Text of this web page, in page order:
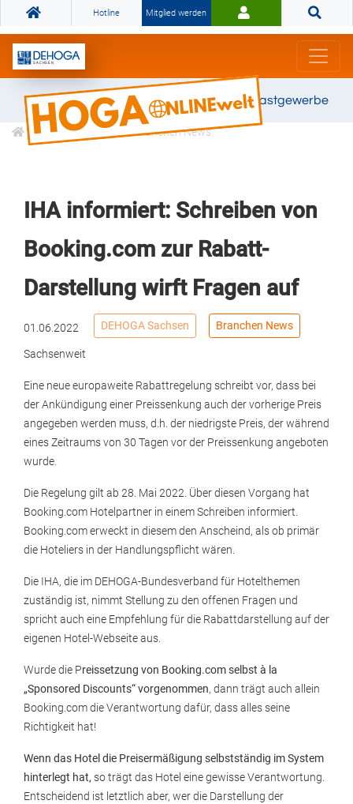
Hotline Mitglied werden
Gemeinsam stark für das Gastgewerbe
Informationen Branchen News
IHA informiert: Schreiben von
Booking.com zur Rabatt-
Darstellung wirft Fragen auf
01.06.2022 DEHOGA Sachsen Branchen News
Sachsenweit
Eine neue europaweite Rabattregelung schreibt vor, dass bei
der Ankündigung einer Preissenkung auch der vorherige Preis
angegeben werden muss, d.h. der niedrigste Preis, der während
eines Zeitraums von 30 Tagen vor der Preissenkung angeboten
wurde.
Die Regelung gilt ab 28. Mai 2022. Über diesen Vorgang hat
Booking.com Hotelpartner in einem Schreiben informiert.
Booking.com erweckt in diesem den Anscheind, als ob primär
die Hoteliers in der Handlungspflicht wären.
Die IHA, die im DEHOGA-Bundesverband für Hotelthemen
zuständig ist, nimmt Stellung zu den offenen Fragen und
spricht auch eine Empfehlung für die Rabattdarstellung auf der
eigenen Hotel-Webseite aus.
Wurde die Preissetzung von Booking.com selbst à la
„Sponsored Discounts“ vorgenommen, dann trägt auch allein
Booking.com die Verantwortung dafür, dass alles seine
Richtigkeit hat!
Wenn das Hotel die Preisermäßigung selbstständig im System
hinterlegt hat, so trägt das Hotel eine gewisse Verantwortung.
Entscheidend ist letztlich aber, wer die Darstellung der